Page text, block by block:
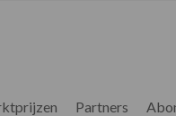
Partners